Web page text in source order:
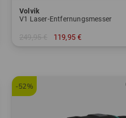
Volvik
V1 Laser-Entfernungsmesser
249,95 € 119,95 €
-52%